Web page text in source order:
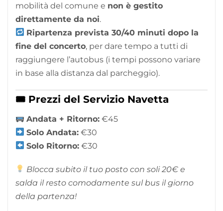
mobilità del comune e non è gestito
direttamente da noi.
Ripartenza prevista 30/40 minuti dopo la
fine del concerto, per dare tempo a tutti di
raggiungere l’autobus (i tempi possono variare
in base alla distanza dal parcheggio).
🎟 Prezzi del Servizio Navetta
Andata + Ritorno: €45
Solo Andata: €30
Solo Ritorno: €30
Blocca subito il tuo posto con soli 20€ e
salda il resto comodamente sul bus il giorno
della partenza!